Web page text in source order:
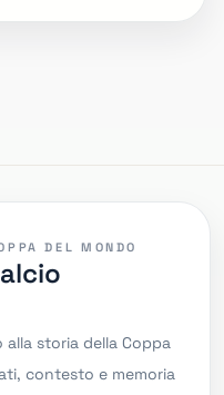
DEL MONDO
storia della Coppa
contesto e memoria